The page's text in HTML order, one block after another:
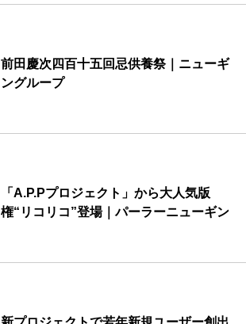
前田慶次四百十五回忌供養祭｜ニューギ
ングループ
「A.P.Pプロジェクト」から大人気版
権“リコリコ”登場｜パーラーニューギン